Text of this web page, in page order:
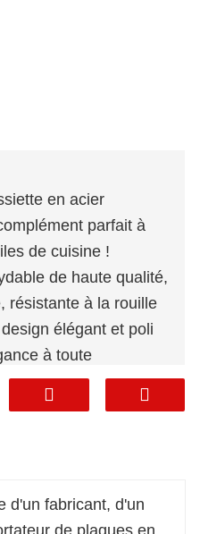
en acier
parfait à
de cuisine !
de haute qualité,
résistante à la rouille
élégant et poli
à toute
votre
notre assiette en
d'un fabricant, d'un